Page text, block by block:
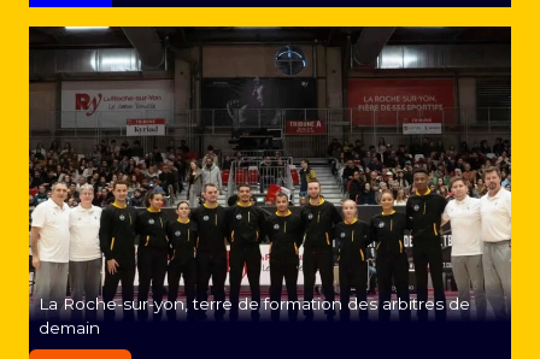
La Roche-sur-yon, terre de formation des arbitres de
demain